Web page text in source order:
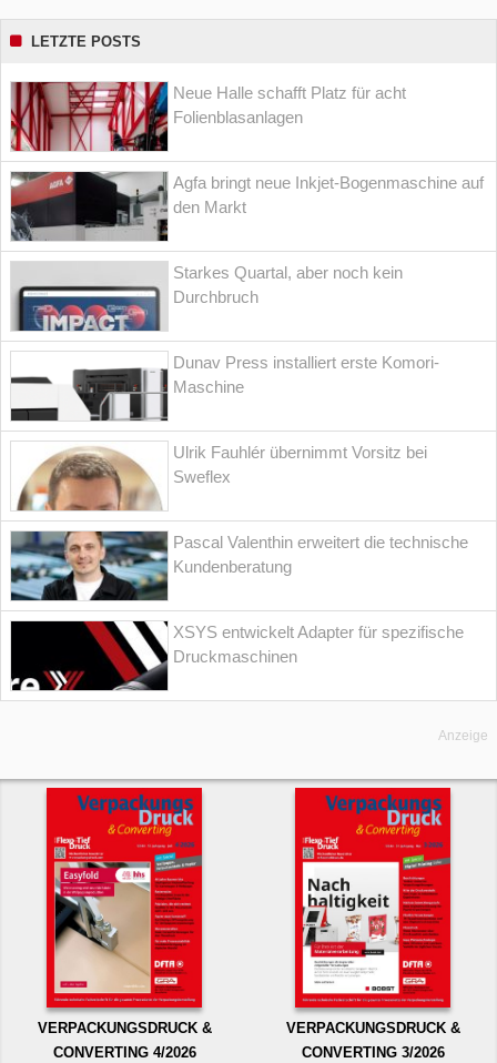
LETZTE POSTS
Neue Halle schafft Platz für acht
Folienblasanlagen
Agfa bringt neue Inkjet-Bogenmaschine auf
den Markt
Starkes Quartal, aber noch kein
Durchbruch
Dunav Press installiert erste Komori-
Maschine
Ulrik Fauhlér übernimmt Vorsitz bei
Sweflex
Pascal Valenthin erweitert die technische
Kundenberatung
XSYS entwickelt Adapter für spezifische
Druckmaschinen
Anzeige
VERPACKUNGSDRUCK &
CONVERTING 4/2026
VERPACKUNGSDRUCK &
CONVERTING 3/2026